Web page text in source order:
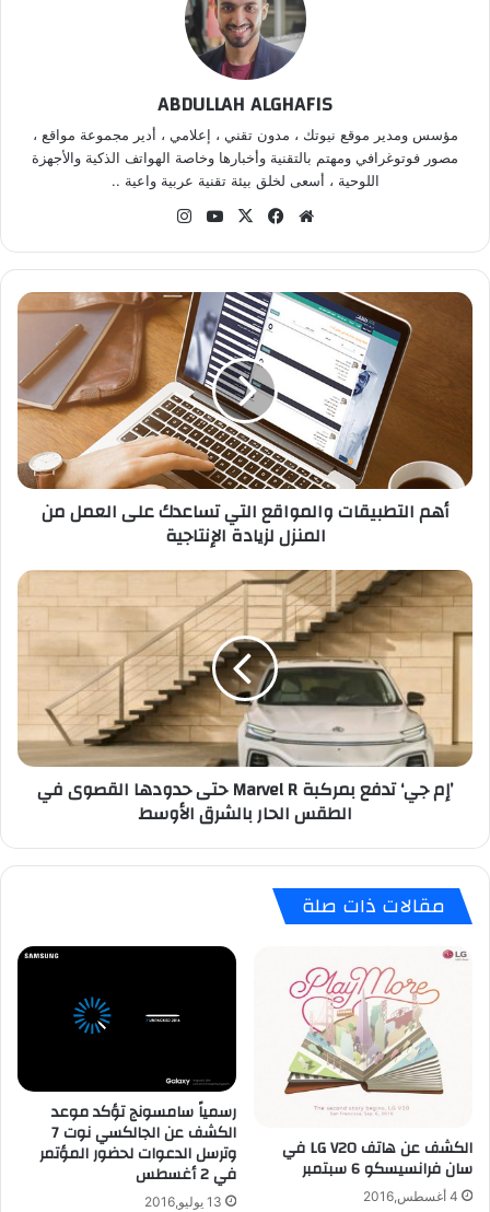
ABDULLAH ALGHAFIS
مؤسس ومدير موقع نيوتك ، مدون تقني ، إعلامي ، أدير مجموعة مواقع ،
مصور فوتوغرافي ومهتم بالتقنية وأخبارها وخاصة الهواتف الذكية والأجهزة
اللوحية ، أسعى لخلق بيئة تقنية عربية واعية ..
موقع
فيسبوك
‫X
‫YouTube
أهم
المنزل
لزيادةأهم التطبيقات والمواقع التي تساعدك على العمل من
المنزل لزيادة الإنتاجية
’إم
جي‘
بمركبة
Marvel
حدودها
القصوى
’إم جي‘ تدفع بمركبة Marvel R حتى حدودها القصوى في
الطقس الحار بالشرق الأوسط
مقالات ذات صلة
الكشف عن هاتف LG V20 في
سان فرانسيسكو 6 سبتمبر
4 أغسطس,2016
رسمياً سامسونج تؤكد موعد
الكشف عن الجالكسي نوت 7
وترسل الدعوات لحضور المؤتمر
في 2 أغسطس
13 يوليو,2016